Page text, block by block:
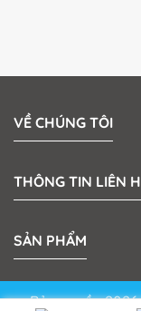
VỀ CHÚNG TÔI
THÔNG TIN LIÊN
SẢN PHẨM
Bản quyền